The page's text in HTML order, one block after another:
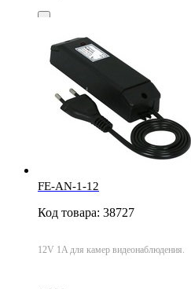
FE-AN-1-12
Код товара: 38727
12V 1A для камер видеонаблюдения.